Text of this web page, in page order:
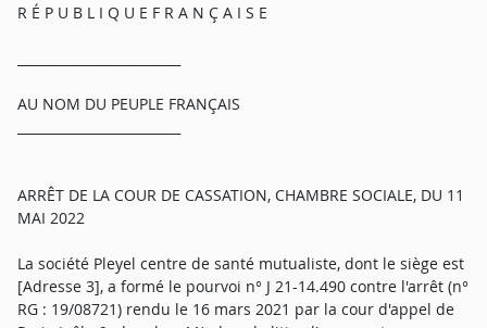
R É P U B L I Q U E F R A N Ç A I S E
AU NOM DU PEUPLE FRANÇAIS
ARRÊT DE LA COUR DE CASSATION, CHAMBRE SOCIALE, DU 11
MAI 2022
La société Pleyel centre de santé mutualiste, dont le siège est
[Adresse 3], a formé le pourvoi n° J 21-14.490 contre l'arrêt (n°
RG : 19/08721) rendu le 16 mars 2021 par la cour d'appel de